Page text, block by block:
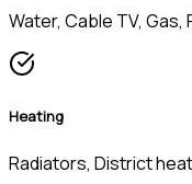
Water, Cable TV,
Heating
Radiators, District